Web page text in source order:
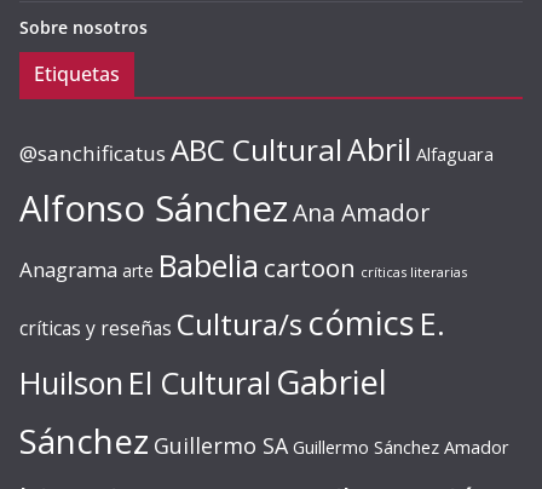
Sobre nosotros
Etiquetas
@sanchificatus ABC CulturalAbril Alfaguara
Alfonso SánchezAna Amador
Anagrama arte Babelia cartoon críticas literarias
críticas y reseñas Cultura/s cómics E.
Huilson El Cultural Gabriel
Sánchez Guillermo SA Guillermo Sánchez Amador